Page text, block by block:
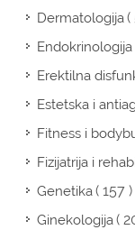
Dermatologija(
Endokrinologija
Erektilna
Estetska i
Fitness i
Fizijatrija i
Genetika( 157 )
Ginekologija(